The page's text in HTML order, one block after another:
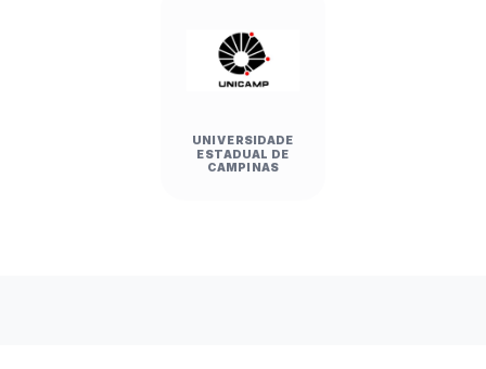
UNIVERSIDADE
ESTADUAL DE
CAMPINAS